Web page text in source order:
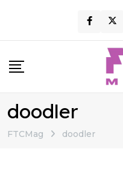
content
doodler
FTCMag doodler